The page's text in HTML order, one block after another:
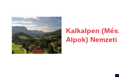
Kalkalpen
Alpok) Nemzeti